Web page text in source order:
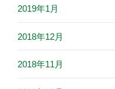
2019年1月
2018年12月
2018年11月